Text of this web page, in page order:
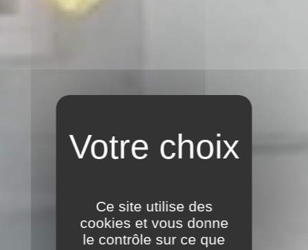
Ce site utilise des
cookies et vous donne
le contrôle sur ce que